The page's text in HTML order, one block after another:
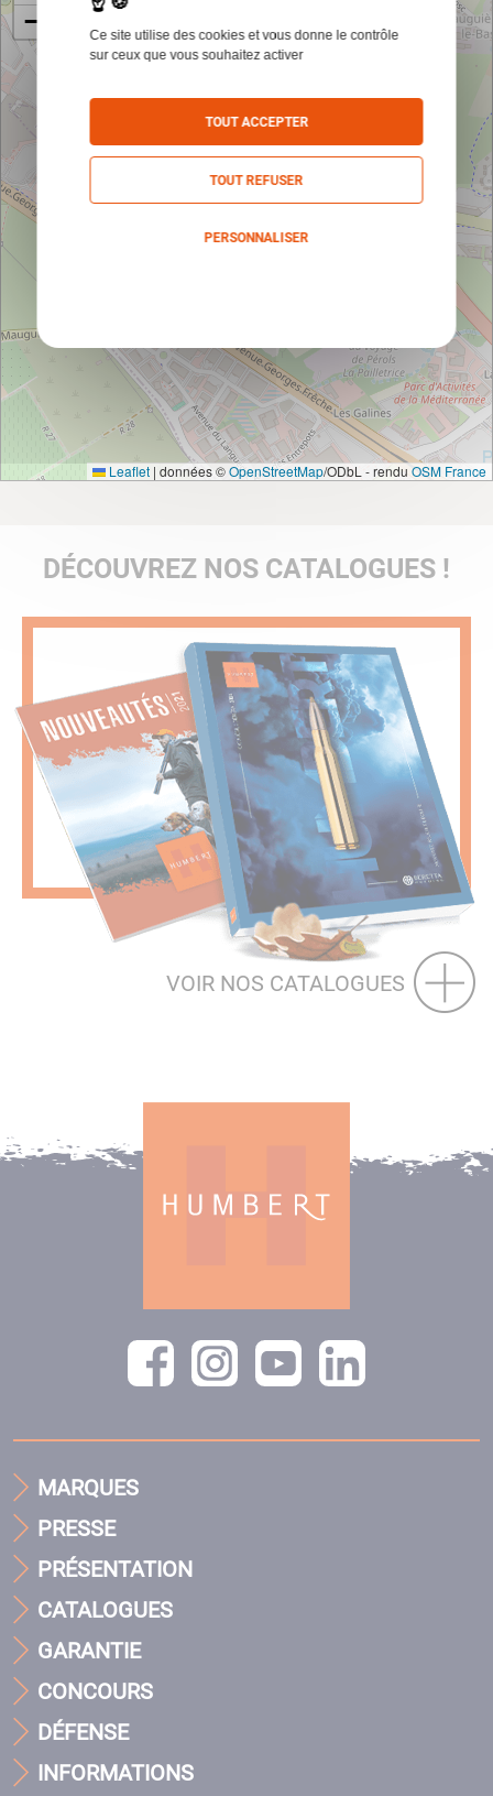
−
Leaflet | données ©OpenStreetMap/ODbL - rendu OSM France
DÉCOUVREZ NOS CATALOGUES !
VOIR NOS CATALOGUES
MARQUES
PRESSE
PRÉSENTATION
CATALOGUES
GARANTIE
CONCOURS
DÉFENSE
INFORMATIONS
Ce site utilise des cookies et vous donne le contrôle
sur ceux que vous souhaitez activer
TOUT ACCEPTER
TOUT REFUSER
PERSONNALISER